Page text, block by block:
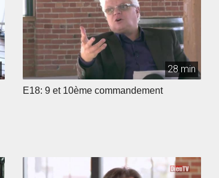
28 min
E18: 9 et 10ème commandement